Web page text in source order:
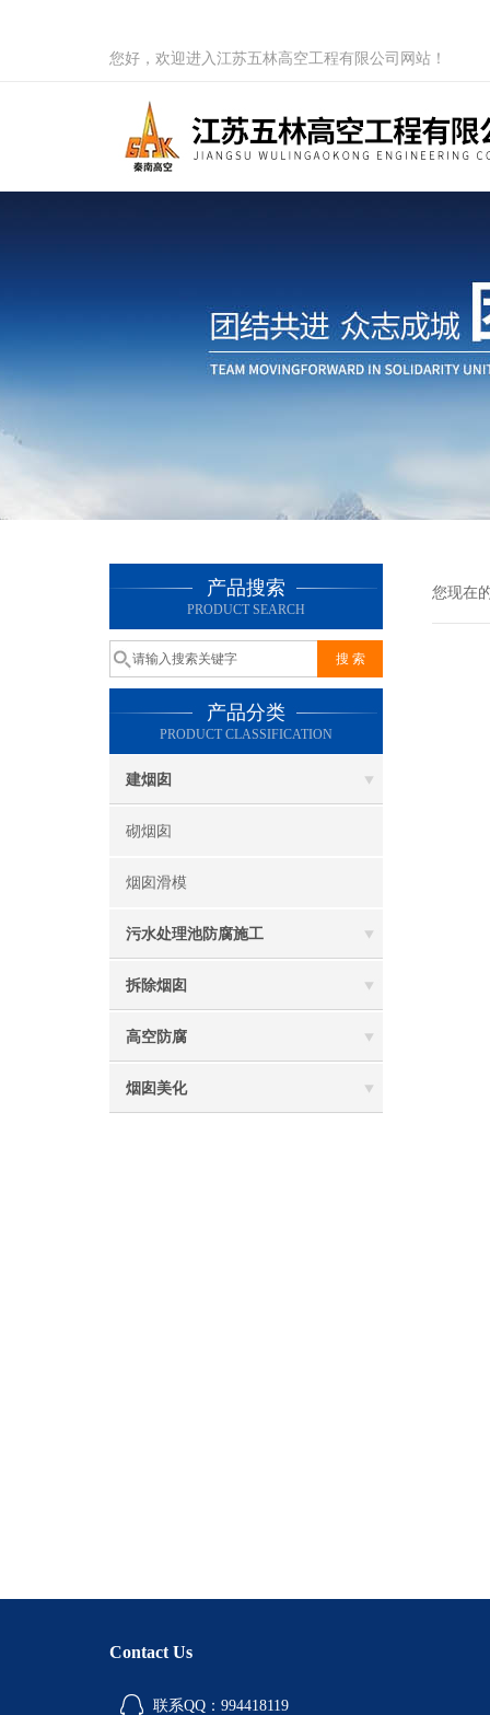
您好，欢迎进入江苏五林高空工程有限公司网站！
产品搜索
PRODUCT SEARCH
产品分类
PRODUCT CLASSIFICATION
建烟囱
砌烟囱
烟囱滑模
污水处理池防腐施工
拆除烟囱
高空防腐
烟囱美化
您现在
Contact Us
联系QQ：994418119